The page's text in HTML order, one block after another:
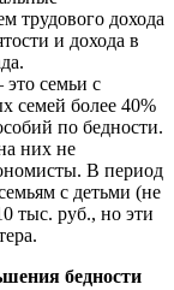
трудового дохода
и дохода в
семьи с
семей более 40%
по бедности.
них не
В период
с детьми (не
тыс. руб., но эти
бедности